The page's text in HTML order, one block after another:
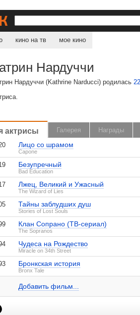
кино на тв мое кино
Нардуччи
Нардуччи (Kathrine Narducci) родилась
актрисы Галерея
Награды
Лицо со шрамом
Capone
Безупречный
Bad Education
Лжец, Великий и Ужасный
The Wizard of Lies
Тайны заблудших душ
Stories of Lost Souls
Клан Сопрано (ТВ-сериал)
The Sopranos
Чудеса на Рождество
Miracle on 34th Street
Бронкская история
Bronx Tale
Добавить фильм...
на IMDB.com
своим мнением